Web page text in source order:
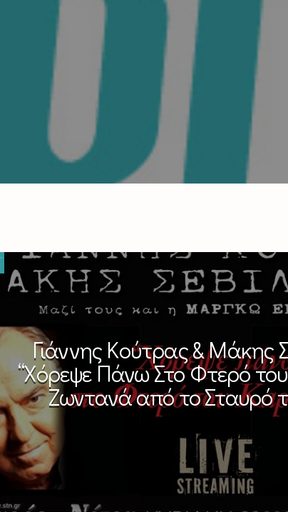
Γιάννης Κούτρας & Μάκης
“Χόρεψε Πάνω Στο Φτερό
Ζωντανά από το Σταυρό